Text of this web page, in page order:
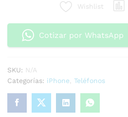
Wishlist
Cotizar por WhatsApp
SKU: N/A
Categorías: iPhone Teléfonos